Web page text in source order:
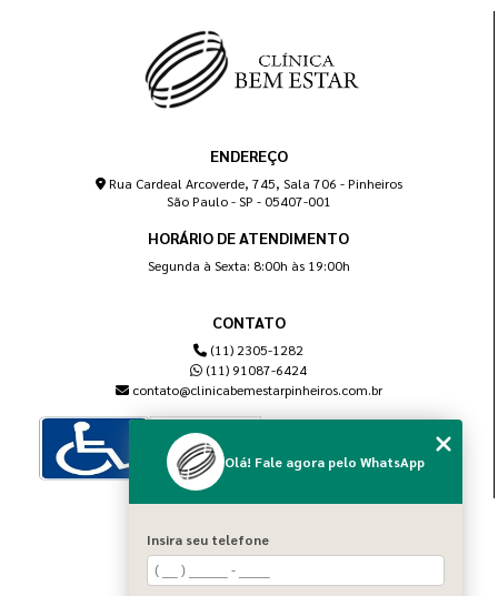
ENDEREÇO
Rua Cardeal Arcoverde, 745, Sala 706 - Pinheiros
São Paulo - SP - 05407-001
HORÁRIO DE ATENDIMENTO
Segunda à Sexta: 8:00h às 19:00h
CONTATO
(11) 2305-1282
(11) 91087-6424
contato@clinicabemestarpinheiros.com.br
Home
Sobre nós
Olá! Fale agora pelo WhatsApp
Insira seu telefone